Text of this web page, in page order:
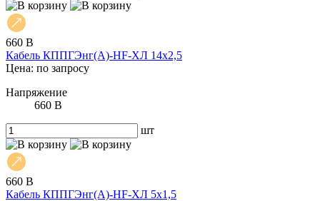
660 В
Кабель КППГЭнг(А)-HF-ХЛ 14х2,5
Цена: по запросу
Напряжение
660 В
шт
660 В
Кабель КППГЭнг(А)-HF-ХЛ 5х1,5